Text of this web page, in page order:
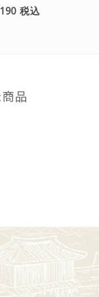
ンジの香
税込
品